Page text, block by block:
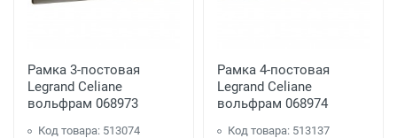
Рамка 3-постовая
Legrand Celiane
вольфрам 068973
Код товара: 513074
Рамка 4-постовая
Legrand Celiane
вольфрам 068974
Код товара: 513137